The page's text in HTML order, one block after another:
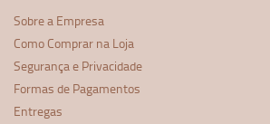
Sobre a Empresa
Como Comprar na Loja
Segurança e Privacidade
Formas de Pagamentos
Entregas